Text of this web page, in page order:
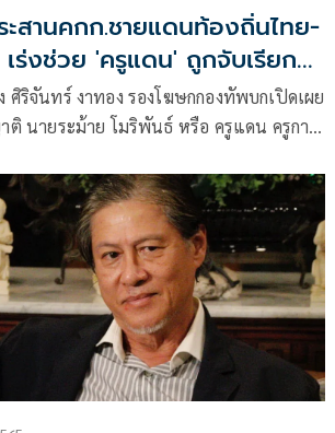
ะสานคกก.ชายแดนท้องถิ่นไทย-
ร่งช่วย 'ครูแดน' ถูกจับเรียกค่า
ริจันทร์ งาทอง รองโฆษกกองทัพบกเปิดเผย
ติ นายระม้าย โมริพันธ์ หรือ ครูแดน ครูการ
น้อยประเทศเพื่อนบ้าน ตั้งแต่ต้นปี 2565
าเมือง